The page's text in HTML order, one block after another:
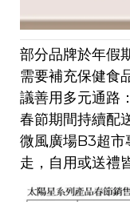
部分品牌於年假
需要補充保健食
議善用多元通路
春節期間持續配
微風廣場B3超市
走，自用或送禮